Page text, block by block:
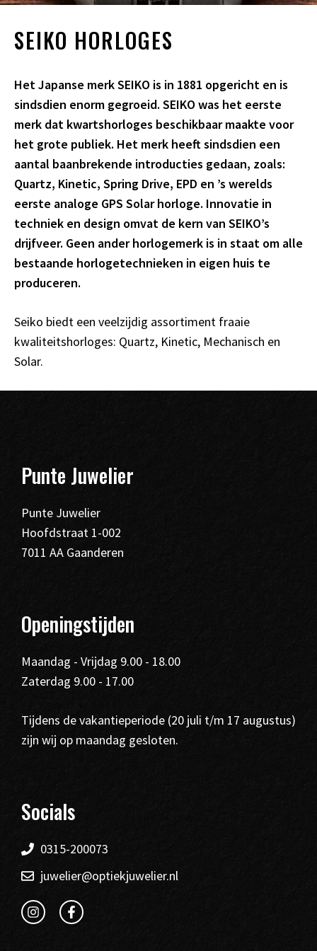
SEIKO HORLOGES
Het Japanse merk SEIKO is in 1881 opgericht en is
sindsdien enorm gegroeid. SEIKO was het eerste
merk dat kwartshorloges beschikbaar maakte voor
het grote publiek. Het merk heeft sindsdien een
aantal baanbrekende introducties gedaan, zoals:
Quartz, Kinetic, Spring Drive, EPD en ’s werelds
eerste analoge GPS Solar horloge. Innovatie in
techniek en design omvat de kern van SEIKO’s
drijfveer. Geen ander horlogemerk is in staat om alle
bestaande horlogetechnieken in eigen huis te
produceren.
Seiko biedt een veelzijdig assortiment fraaie
kwaliteitshorloges: Quartz, Kinetic, Mechanisch en
Solar.
Punte Juwelier
Punte Juwelier
Hoofdstraat 1-002
7011 AA Gaanderen
Openingstijden
Maandag - Vrijdag 9.00 - 18.00
Zaterdag 9.00 - 17.00
Tijdens de vakantieperiode (20 juli t/m 17 augustus)
zijn wij op maandag gesloten.
Socials
0315-200073
juwelier@optiekjuwelier.nl